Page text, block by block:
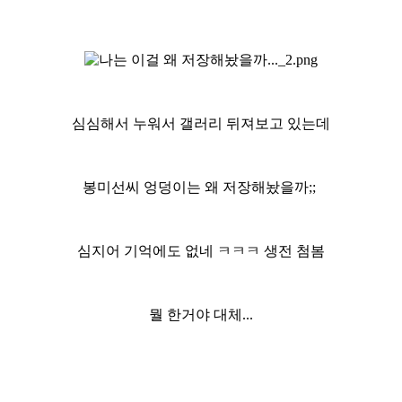
심심해서 누워서 갤러리 뒤져보고 있는데
봉미선씨 엉덩이는 왜 저장해놨을까;;
심지어 기억에도 없네 ㅋㅋㅋ 생전 첨봄
뭘 한거야 대체...